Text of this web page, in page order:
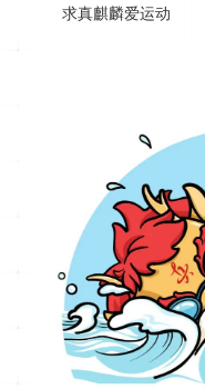
求真麒麟爱运动